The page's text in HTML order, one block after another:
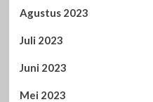
Agustus 2023
Juli 2023
Juni 2023
Mei 2023